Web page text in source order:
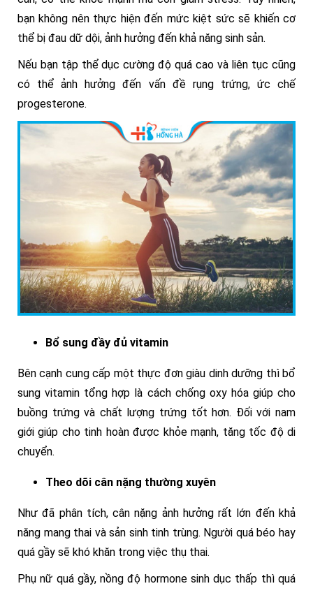
bạn không nên thực hiện đến mức kiệt sức sẽ khiến cơ
thể bị đau dữ dội, ảnh hưởng đến khả năng sinh sản.
Nếu bạn tập thể dục cường độ quá cao và liên tục cũng
có thể ảnh hưởng đến vấn đề rụng trứng, ức chế
progesterone.
Bổ sung đầy đủ vitamin
Bên cạnh cung cấp một thực đơn giàu dinh dưỡng thì bổ
sung vitamin tổng hợp là cách chống oxy hóa giúp cho
buồng trứng và chất lượng trứng tốt hơn. Đối với nam
giới giúp cho tinh hoàn được khỏe mạnh, tăng tốc độ di
chuyển.
Theo dõi cân nặng thường xuyên
Như đã phân tích, cân nặng ảnh hưởng rất lớn đến khả
năng mang thai và sản sinh tinh trùng. Người quá béo hay
quá gầy sẽ khó khăn trong việc thụ thai.
Phụ nữ quá gầy, nồng độ hormone sinh dục thấp thì quá